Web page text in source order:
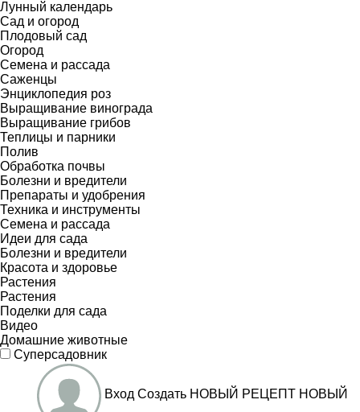
Лунный календарь
Сад и огород
Плодовый сад
Огород
Семена и рассада
Саженцы
Энциклопедия роз
Выращивание винограда
Выращивание грибов
Теплицы и парники
Полив
Обработка почвы
Болезни и вредители
Препараты и удобрения
Техника и инструменты
Семена и рассада
Идеи для сада
Болезни и вредители
Красота и здоровье
Растения
Растения
Поделки для сада
Видео
Домашние животные
Суперсадовник
Вход Создать НОВЫЙ РЕЦЕПТ НОВЫЙ